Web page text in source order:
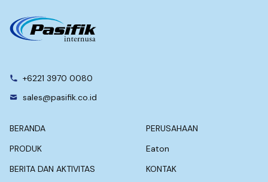
+6221 3970 0080
sales@pasifik.co.id
BERANDA
PERUSAHAAN
PRODUK
Eaton
BERITA DAN AKTIVITAS
KONTAK